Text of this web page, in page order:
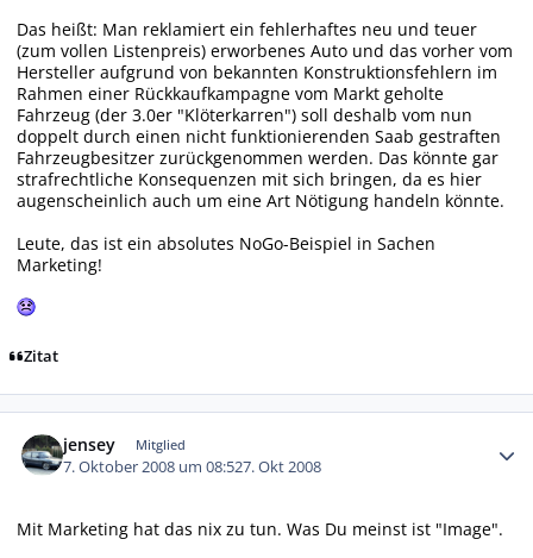
Das heißt: Man reklamiert ein fehlerhaftes neu und teuer
(zum vollen Listenpreis) erworbenes Auto und das vorher vom
Hersteller aufgrund von bekannten Konstruktionsfehlern im
Rahmen einer Rückkaufkampagne vom Markt geholte
Fahrzeug (der 3.0er "Klöterkarren") soll deshalb vom nun
doppelt durch einen nicht funktionierenden Saab gestraften
Fahrzeugbesitzer zurückgenommen werden. Das könnte gar
strafrechtliche Konsequenzen mit sich bringen, da es hier
augenscheinlich auch um eine Art Nötigung handeln könnte.
Leute, das ist ein absolutes NoGo-Beispiel in Sachen
Marketing!
Zitat
jensey Mitglied
7. Oktober 2008 um 08:527. Okt 2008
Mit Marketing hat das nix zu tun. Was Du meinst ist "Image".